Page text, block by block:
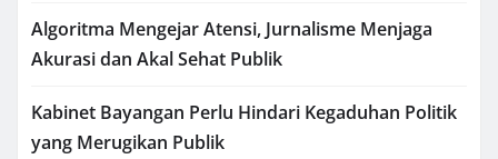
Algoritma Mengejar Atensi, Jurnalisme Menjaga
Akurasi dan Akal Sehat Publik
Kabinet Bayangan Perlu Hindari Kegaduhan Politik
yang Merugikan Publik